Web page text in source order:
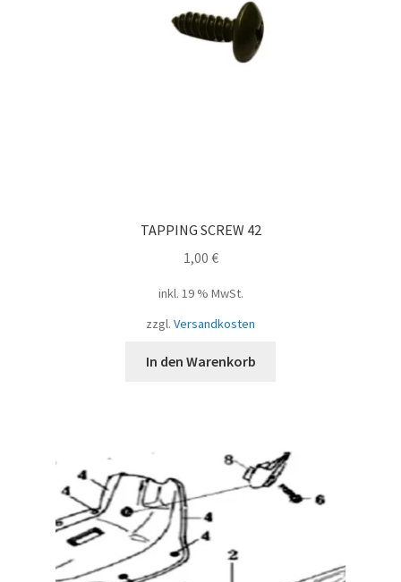
TAPPING SCREW 42
1,00 €
inkl. 19 % MwSt.
zzgl. Versandkosten
In den Warenkorb